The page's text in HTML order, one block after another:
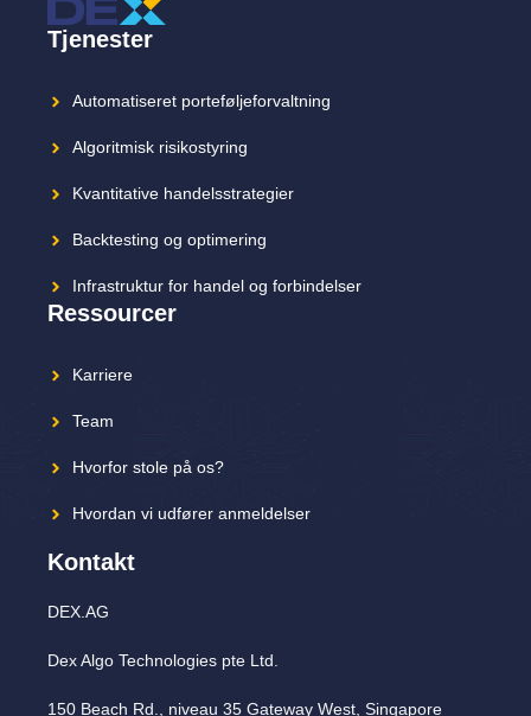
Tjenester
Automatiseret porteføljeforvaltning
Algoritmisk risikostyring
Kvantitative handelsstrategier
Backtesting og optimering
Infrastruktur for handel og forbindelser
Ressourcer
Karriere
Team
Hvorfor stole på os?
Hvordan vi udfører anmeldelser
Kontakt
DEX.AG
Dex Algo Technologies pte Ltd.
150 Beach Rd., niveau 35 Gateway West, Singapore